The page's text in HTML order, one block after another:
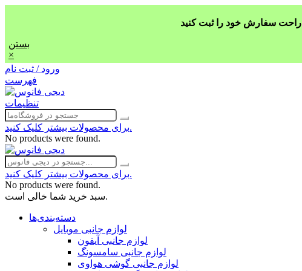
بستن
×
ورود / ثبت نام
فهرست
تنظیمات
برای محصولات بیشتر کلیک کنید.
No products were found.
برای محصولات بیشتر کلیک کنید.
No products were found.
سبد خرید شما خالی است.
دسته‌بندی‌ها
لوازم جانبی موبایل
لوازم جانبی آیفون
لوازم جانبی سامسونگ
لوازم جانبی گوشی هواوی